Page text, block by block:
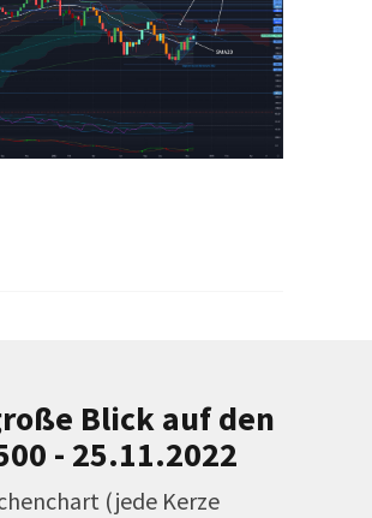
Blick auf den
- 25.11.2022
(jede Kerze